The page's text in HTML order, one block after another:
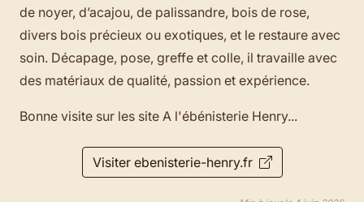
de noyer, d’acajou, de palissandre, bois de rose,
divers bois précieux ou exotiques, et le restaure avec
soin. Décapage, pose, greffe et colle, il travaille avec
des matériaux de qualité, passion et expérience.
Bonne visite sur les site A l'ébénisterie Henry...
Visiter ebenisterie-henry.fr